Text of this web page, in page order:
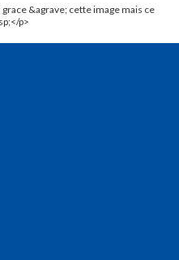
&agrave; cette image mais ce
p>